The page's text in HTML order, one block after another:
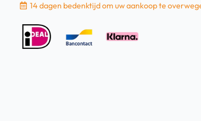
14 dagen bedenktijd om uw aankoop te